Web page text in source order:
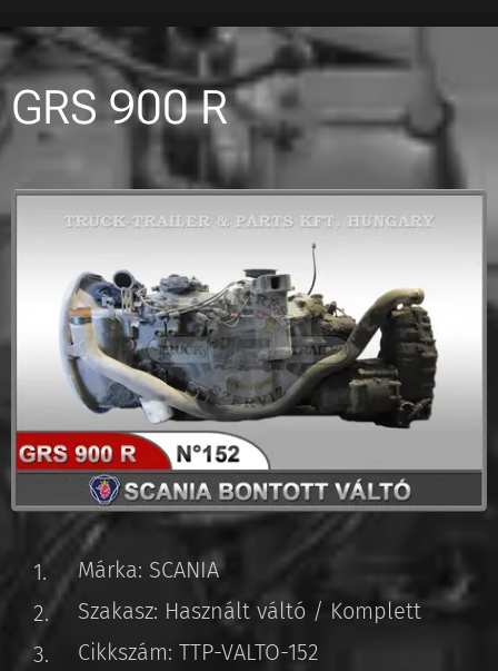
GRS 900 R
Márka: SCANIA
Szakasz: Használt váltó / Komplett
Cikkszám: TTP-VALTO-152